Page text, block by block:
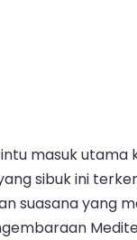
masuk
sibuk ini
suasana yang